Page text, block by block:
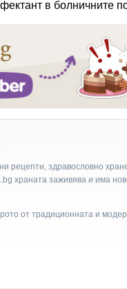
в болничните
рецепти, здравословно
храната заживява и има
от традиционната и